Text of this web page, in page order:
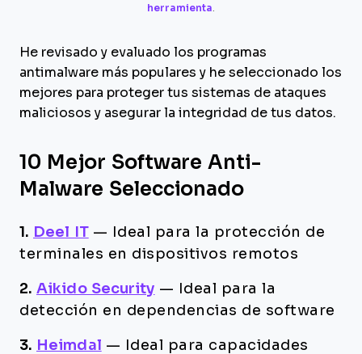
herramienta.
He revisado y evaluado los programas
antimalware más populares y he seleccionado los
mejores para proteger tus sistemas de ataques
maliciosos y asegurar la integridad de tus datos.
10 Mejor Software Anti-
Malware Seleccionado
1. Deel IT —
Ideal para la protección de
terminales en dispositivos remotos
2. Aikido Security —
Ideal para la
detección en dependencias de software
3. Heimdal —
Ideal para capacidades